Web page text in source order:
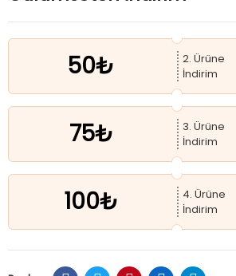
50₺
2. Ürüne
İndirim
75₺
3. Ürüne
İndirim
100₺
4. Ürüne
İndirim